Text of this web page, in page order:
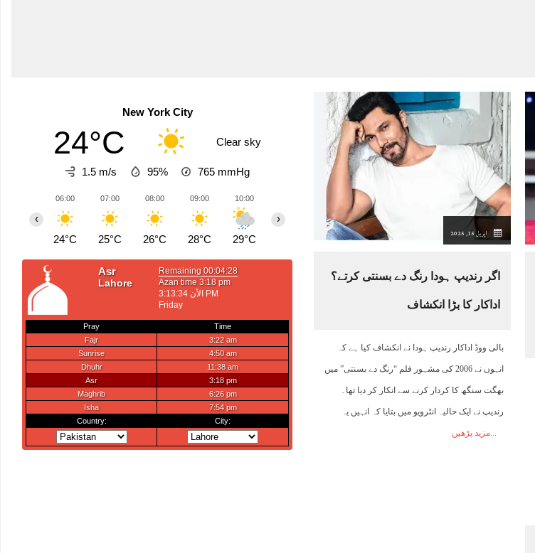
New York City
24°C Clear sky
1.5 m/s 95% 765 mmHg
06:00
24°C
07:00
25°C
08:00
26°C
09:00
28°C
10:00
29°C 31°C
13:00
29°C
15:00
30°C
16:00
29°C
‹
›
اپریل 15, 2025
اگر رندیپ ہودا رنگ دے بسنتی کرتے؟
اداکار کا بڑا انکشاف
بالی ووڈ اداکار رندیپ ہودا نے انکشاف کیا ہے کہ
انہوں نے 2006 کی مشہور فلم “رنگ دے بسنتی” میں
بھگت سنگھ کا کردار کرنے سے انکار کر دیا تھا۔
رندیپ نے ایک حالیہ انٹرویو میں بتایا کہ انہیں یہ
مزید پڑھیں